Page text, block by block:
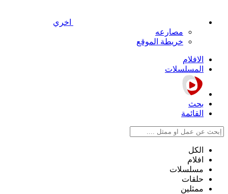
اخري
مصارعه
خريطة الموقع
الافلام
المسلسلات
بحث
القائمة
الكل
افلام
مسلسلات
حلقات
ممثلين